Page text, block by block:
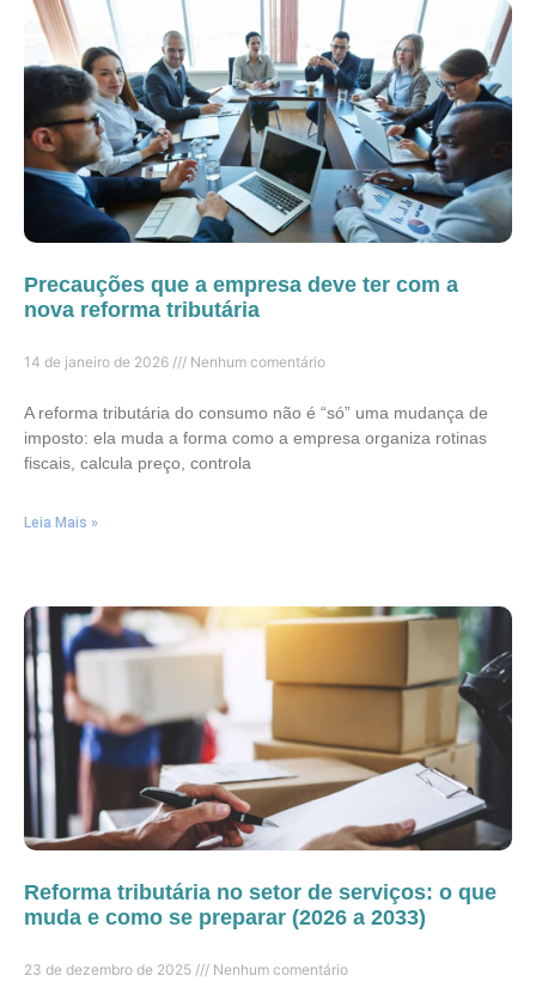
Precauções que a empresa deve ter com a
nova reforma tributária
14 de janeiro de 2026 Nenhum comentário
A reforma tributária do consumo não é “só” uma mudança de
imposto: ela muda a forma como a empresa organiza rotinas
fiscais, calcula preço, controla
Leia Mais »
Reforma tributária no setor de serviços: o que
muda e como se preparar (2026 a 2033)
23 de dezembro de 2025 Nenhum comentário